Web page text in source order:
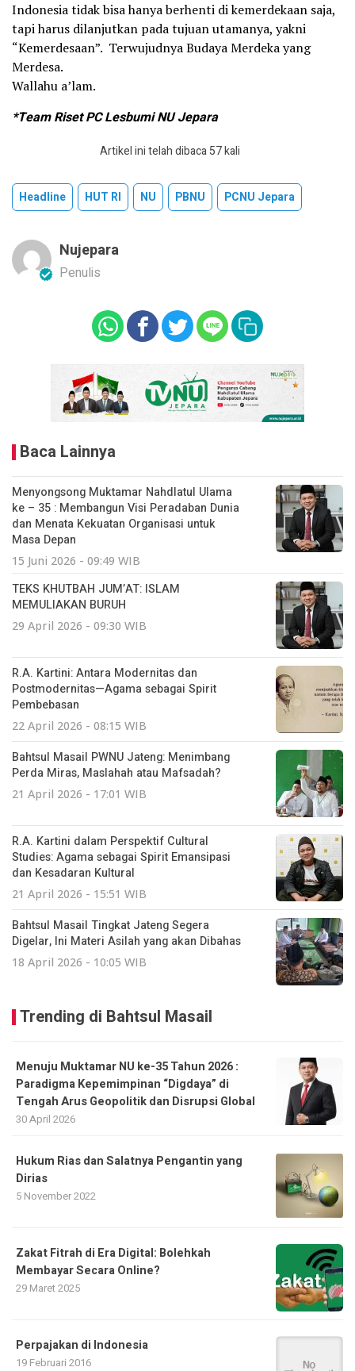
Indonesia tidak bisa hanya berhenti di kemerdekaan saja,
tapi harus dilanjutkan pada tujuan utamanya, yakni
“Kemerdesaan”. Terwujudnya Budaya Merdeka yang
Merdesa.
Wallahu a’lam.
*Team Riset PC Lesbumi NU Jepara
Artikel ini telah dibaca 57 kali
Headline HUT RI NU PBNU PCNU Jepara
Nujepara
Penulis
Baca Lainnya
Menyongsong Muktamar Nahdlatul Ulama
ke – 35 : Membangun Visi Peradaban Dunia
dan Menata Kekuatan Organisasi untuk
Masa Depan
15 Juni 2026 - 09:49 WIB
TEKS KHUTBAH JUM’AT: ISLAM
MEMULIAKAN BURUH
29 April 2026 - 09:30 WIB
R.A. Kartini: Antara Modernitas dan
Postmodernitas—Agama sebagai Spirit
Pembebasan
22 April 2026 - 08:15 WIB
Bahtsul Masail PWNU Jateng: Menimbang
Perda Miras, Maslahah atau Mafsadah?
21 April 2026 - 17:01 WIB
R.A. Kartini dalam Perspektif Cultural
Studies: Agama sebagai Spirit Emansipasi
dan Kesadaran Kultural
21 April 2026 - 15:51 WIB
Bahtsul Masail Tingkat Jateng Segera
Digelar, Ini Materi Asilah yang akan Dibahas
18 April 2026 - 10:05 WIB
Trending di Bahtsul Masail
Menuju Muktamar NU ke-35 Tahun 2026 :
Paradigma Kepemimpinan “Digdaya” di
Tengah Arus Geopolitik dan Disrupsi Global
30 April 2026
Hukum Rias dan Salatnya Pengantin yang
Dirias
5 November 2022
Zakat Fitrah di Era Digital: Bolehkah
Membayar Secara Online?
29 Maret 2025
Perpajakan di Indonesia
19 Februari 2016